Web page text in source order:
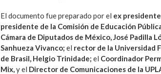
El documento fue preparado por el ex
presidente de la Comisión de Educación
Cámara de Diputados de México, José Padilla
Sanhueza Vivanco; el rector de la Universidad
de Brasil, Helgio Trinidade; el Coordinador
Mix, y el Director de Comunicaciones de la